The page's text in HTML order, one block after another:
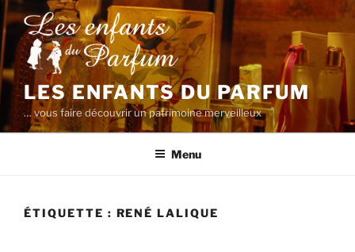
Aller
au
contenu
principal
LES ENFANTS DU PARFUM
… vous faire découvrir un patrimoine merveilleux
Menu
ÉTIQUETTE : RENÉ LALIQUE